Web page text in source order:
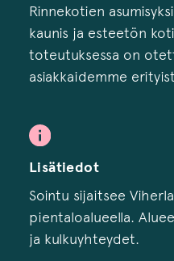
Rinnekotien
kaunis ja esteetön
toteutuksessa on
asiakkaidemme
Lisätiedot
Sointu sijaitsee
pientaloalueella.
ja kulkuyhteydet.